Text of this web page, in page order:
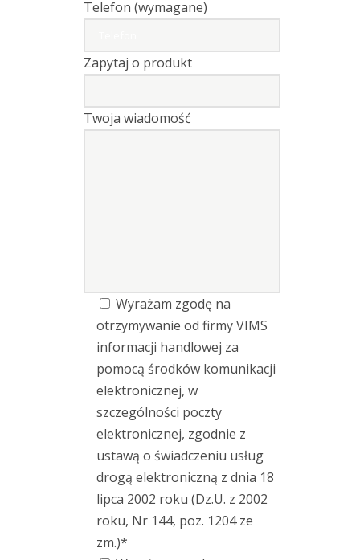
Oprogramowanie
przełącznikowe
podłączeniowe
Telefon (wymagane)
Zapytaj o produkt
Twoja wiadomość
Wyrażam zgodę na
otrzymywanie od firmy VIMS
informacji handlowej za
pomocą środków komunikacji
elektronicznej, w
szczególności poczty
elektronicznej, zgodnie z
ustawą o świadczeniu usług
drogą elektroniczną z dnia 18
lipca 2002 roku (Dz.U. z 2002
roku, Nr 144, poz. 1204 ze
zm.)*